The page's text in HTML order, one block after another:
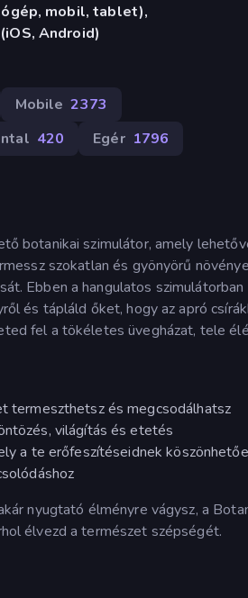
mobil, tablet),
Android)
Mobile 2373
420 Egér 1796
botanikai szimulátor, amely
szokatlan és gyönyörű
Ebben a hangulatos
és tápláld őket, hogy az apró
fel a tökéletes üvegházat, tele
termeszthetsz és megcsodálhatsz
világítás és etetés
a te erőfeszítéseidnek
nyugtató élményre vágysz, a
élvezd a természet szépségét.